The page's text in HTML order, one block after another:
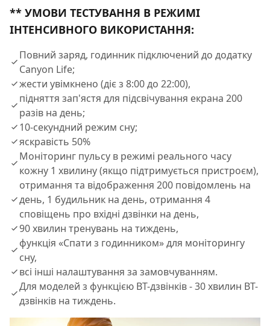
** УМОВИ ТЕСТУВАННЯ В РЕЖИМІ
ІНТЕНСИВНОГО ВИКОРИСТАННЯ:
Повний заряд, годинник підключений до додатку
Canyon Life;
жести увімкнено (діє з 8:00 до 22:00),
підняття зап'ястя для підсвічування екрана 200
разів на день;
10-секундний режим сну;
яскравість 50%
Моніторинг пульсу в режимі реального часу
кожну 1 хвилину (якщо підтримується пристроєм),
отримання та відображення 200 повідомлень на
день, 1 будильник на день, отримання 4
сповіщень про вхідні дзвінки на день,
90 хвилин тренувань на тиждень,
функція «Спати з годинником» для моніторингу
сну,
всі інші налаштування за замовчуванням.
Для моделей з функцією BT-дзвінків - 30 хвилин BT-
дзвінків на тиждень.